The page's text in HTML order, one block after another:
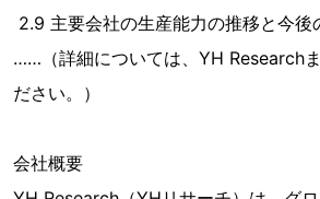
2.9 主要会社の生産能力の推移と今後
……（詳細については、YH Research
ださい。）
会社概要